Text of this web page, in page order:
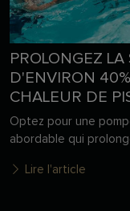
PROLONGEZ
D'ENVIRON
CHALEUR DE
Optez pour une
abordable qui
Lire l'article